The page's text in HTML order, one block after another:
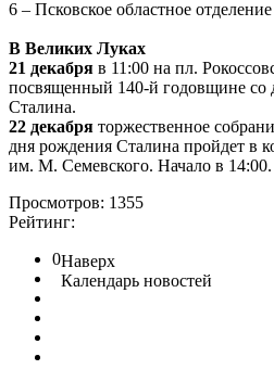
6 – Псковское областное
В Великих Луках
21 декабря в 11:00 на пл.
посвященный 140-й годовщине
Сталина.
22 декабря торжественное
дня рождения Сталина пройдет в
им. М. Семевского. Начало в 14:00.
Просмотров: 1355
Рейтинг:
0Наверх
Календарь новостей